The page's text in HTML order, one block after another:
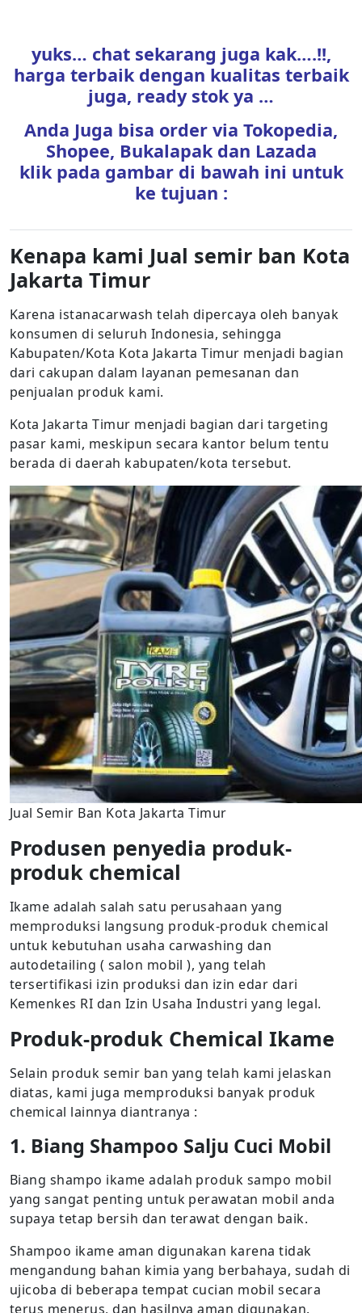
yuks… chat sekarang juga kak….!!,
harga terbaik dengan kualitas terbaik
juga, ready stok ya …
Anda Juga bisa order via Tokopedia,
Shopee, Bukalapak dan Lazada
klik pada gambar di bawah ini untuk
ke tujuan :
Kenapa kami Jual semir ban Kota
Jakarta Timur
Karena istanacarwash telah dipercaya oleh banyak
konsumen di seluruh Indonesia, sehingga
Kabupaten/Kota Kota Jakarta Timur menjadi bagian
dari cakupan dalam layanan pemesanan dan
penjualan produk kami.
Kota Jakarta Timur menjadi bagian dari targeting
pasar kami, meskipun secara kantor belum tentu
berada di daerah kabupaten/kota tersebut.
Jual Semir Ban Kota Jakarta Timur
Produsen penyedia produk-
produk chemical
Ikame adalah salah satu perusahaan yang
memproduksi langsung produk-produk chemical
untuk kebutuhan usaha carwashing dan
autodetailing ( salon mobil ), yang telah
tersertifikasi izin produksi dan izin edar dari
Kemenkes RI dan Izin Usaha Industri yang legal.
Produk-produk Chemical Ikame
Selain produk semir ban yang telah kami jelaskan
diatas, kami juga memproduksi banyak produk
chemical lainnya diantranya :
1. Biang Shampoo Salju Cuci Mobil
Biang shampo ikame adalah produk sampo mobil
yang sangat penting untuk perawatan mobil anda
supaya tetap bersih dan terawat dengan baik.
Shampoo ikame aman digunakan karena tidak
mengandung bahan kimia yang berbahaya, sudah di
ujicoba di beberapa tempat cucian mobil secara
terus menerus, dan hasilnya aman digunakan.